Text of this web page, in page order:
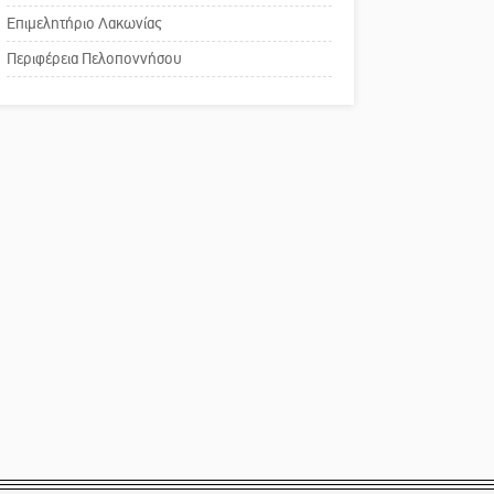
Το δικό σας σχόλιο:
Παράδειγμα κοινωνικής
Επιμελητήριο Λακωνίας
Περιφέρεια Πελοποννήσου